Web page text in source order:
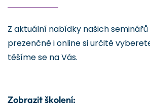
Z aktuální nabídky našich
prezenčně i online si určitě
těšíme se na Vás.
Zobrazit školení: